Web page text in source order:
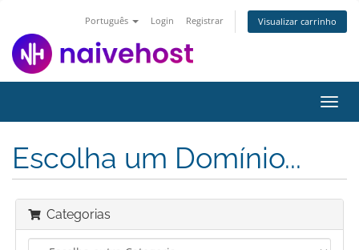
Português Login Registrar Visualizar carrinho
Escolha um Domínio...
Categorias